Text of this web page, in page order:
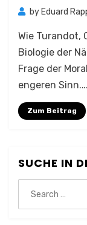
by Eduard
Wie Turandot,
Biologie der
Frage der
engeren Sinn.…
Zum Beitrag
SUCHE IN
for: